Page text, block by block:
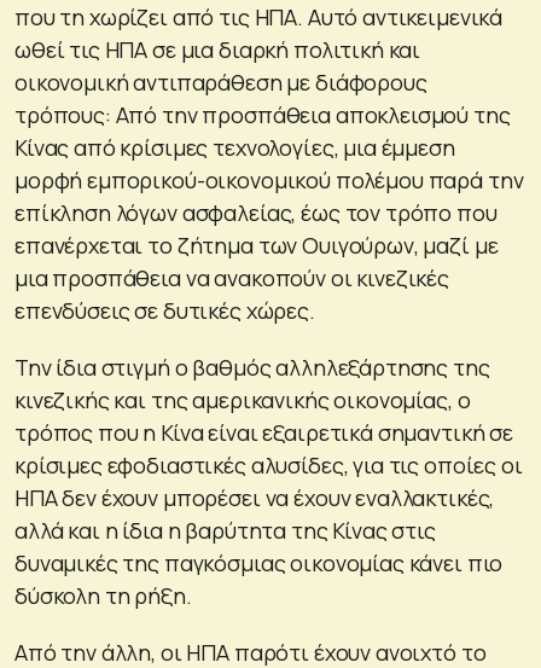
που τη χωρίζει από τις ΗΠΑ. Αυτό αντικειμενικά
ωθεί τις ΗΠΑ σε μια διαρκή πολιτική και
οικονομική αντιπαράθεση με διάφορους
τρόπους: Από την προσπάθεια αποκλεισμού της
Κίνας από κρίσιμες τεχνολογίες, μια έμμεση
μορφή εμπορικού-οικονομικού πολέμου παρά την
επίκληση λόγων ασφαλείας, έως τον τρόπο που
επανέρχεται το ζήτημα των Ουιγούρων, μαζί με
μια προσπάθεια να ανακοπούν οι κινεζικές
επενδύσεις σε δυτικές χώρες.
Την ίδια στιγμή ο βαθμός αλληλεξάρτησης της
κινεζικής και της αμερικανικής οικονομίας, ο
τρόπος που η Κίνα είναι εξαιρετικά σημαντική σε
κρίσιμες εφοδιαστικές αλυσίδες, για τις οποίες οι
ΗΠΑ δεν έχουν μπορέσει να έχουν εναλλακτικές,
αλλά και η ίδια η βαρύτητα της Κίνας στις
δυναμικές της παγκόσμιας οικονομίας κάνει πιο
δύσκολη τη ρήξη.
Από την άλλη, οι ΗΠΑ παρότι έχουν ανοιχτό το